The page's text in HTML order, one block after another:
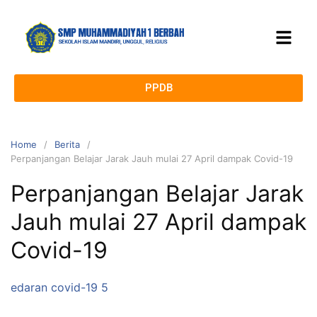
PPDB
Home
Berita
Perpanjangan Belajar Jarak Jauh mulai 27 April dampak Covid-19
Perpanjangan Belajar Jarak
Jauh mulai 27 April dampak
Covid-19
edaran covid-19 5